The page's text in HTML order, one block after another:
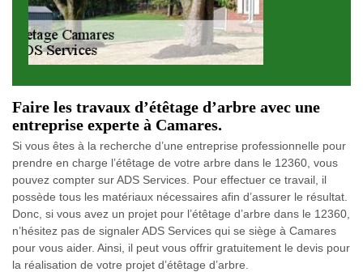
Faire les travaux d’étêtage d’arbre avec une
entreprise experte à Camares.
Si vous êtes à la recherche d’une entreprise professionnelle pour
prendre en charge l’étêtage de votre arbre dans le 12360, vous
pouvez compter sur ADS Services. Pour effectuer ce travail, il
possède tous les matériaux nécessaires afin d’assurer le résultat.
Donc, si vous avez un projet pour l’étêtage d’arbre dans le 12360,
n’hésitez pas de signaler ADS Services qui se siège à Camares
pour vous aider. Ainsi, il peut vous offrir gratuitement le devis pour
la réalisation de votre projet d’étêtage d’arbre.